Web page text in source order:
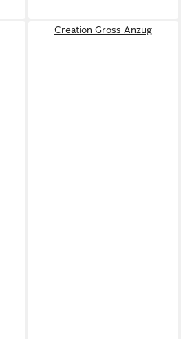
Creation Gross Anzug